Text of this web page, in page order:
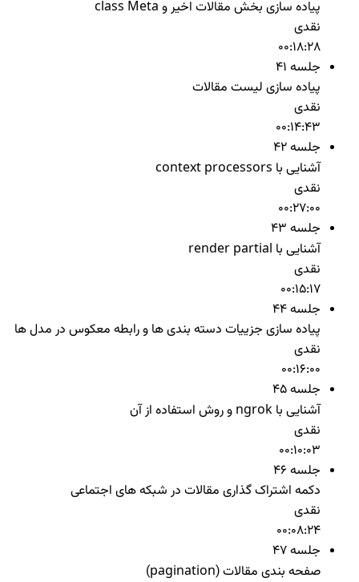
پیاده سازی بخش مقالات اخیر و class Meta
نقدی
00:18:28
جلسه 41
پیاده سازی لیست مقالات
نقدی
00:14:43
جلسه 42
آشنایی با context processors
نقدی
00:27:00
جلسه 43
آشنایی با render partial
نقدی
00:15:17
جلسه 44
پیاده سازی جزییات دسته بندی ها و رابطه معکوس در مدل ها
نقدی
00:16:00
جلسه 45
آشنایی با ngrok و روش استفاده از آن
نقدی
00:10:03
جلسه 46
دکمه اشتراک گذاری مقالات در شبکه های اجتماعی
نقدی
00:08:24
جلسه 47
صفحه بندی مقالات (pagination)